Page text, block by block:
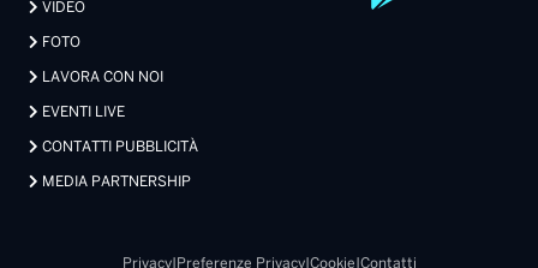
VIDEO
FOTO
LAVORA CON NOI
EVENTI LIVE
CONTATTI PUBBLICITÀ
MEDIA PARTNERSHIP
Privacy| Preferenze Privacy| Cookie Contatti